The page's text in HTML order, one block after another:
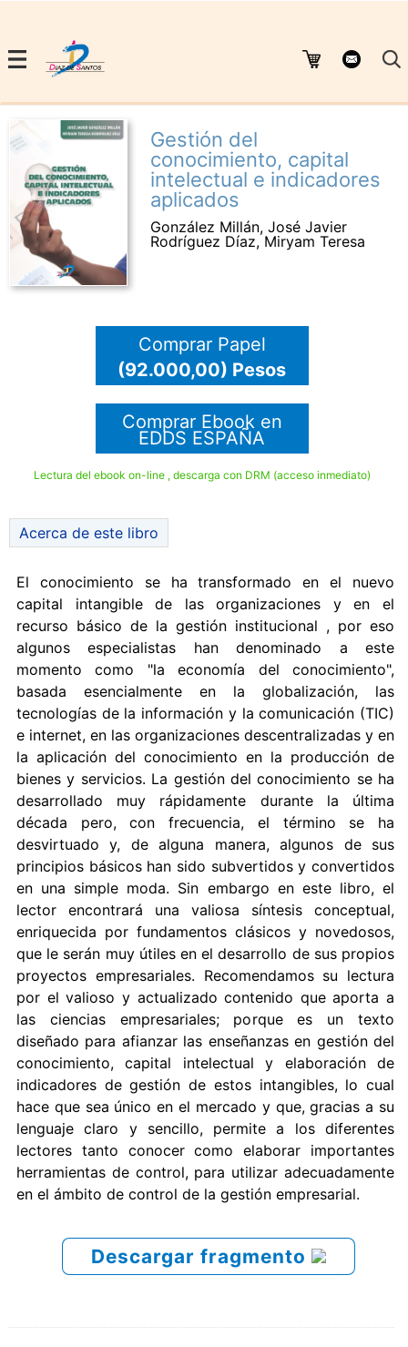
Gestión del
conocimiento, capital
intelectual e indicadores
aplicados
González Millán, José Javier
Rodríguez Díaz, Miryam Teresa
Comprar Papel
(92.000,00) Pesos
Comprar Ebook en
EDDS ESPAÑA
Lectura del ebook on-line , descarga con DRM (acceso inmediato)
Acerca de este libro
El conocimiento se ha transformado en el nuevo
capital intangible de las organizaciones y en el
recurso básico de la gestión institucional , por eso
algunos especialistas han denominado a este
momento como "la economía del conocimiento",
basada esencialmente en la globalización, las
tecnologías de la información y la comunicación (TIC)
e internet, en las organizaciones descentralizadas y en
la aplicación del conocimiento en la producción de
bienes y servicios. La gestión del conocimiento se ha
desarrollado muy rápidamente durante la última
década pero, con frecuencia, el término se ha
desvirtuado y, de alguna manera, algunos de sus
principios básicos han sido subvertidos y convertidos
en una simple moda. Sin embargo en este libro, el
lector encontrará una valiosa síntesis conceptual,
enriquecida por fundamentos clásicos y novedosos,
que le serán muy útiles en el desarrollo de sus propios
proyectos empresariales. Recomendamos su lectura
por el valioso y actualizado contenido que aporta a
las ciencias empresariales; porque es un texto
diseñado para afianzar las enseñanzas en gestión del
conocimiento, capital intelectual y elaboración de
indicadores de gestión de estos intangibles, lo cual
hace que sea único en el mercado y que, gracias a su
lenguaje claro y sencillo, permite a los diferentes
lectores tanto conocer como elaborar importantes
herramientas de control, para utilizar adecuadamente
en el ámbito de control de la gestión empresarial.
Descargar fragmento